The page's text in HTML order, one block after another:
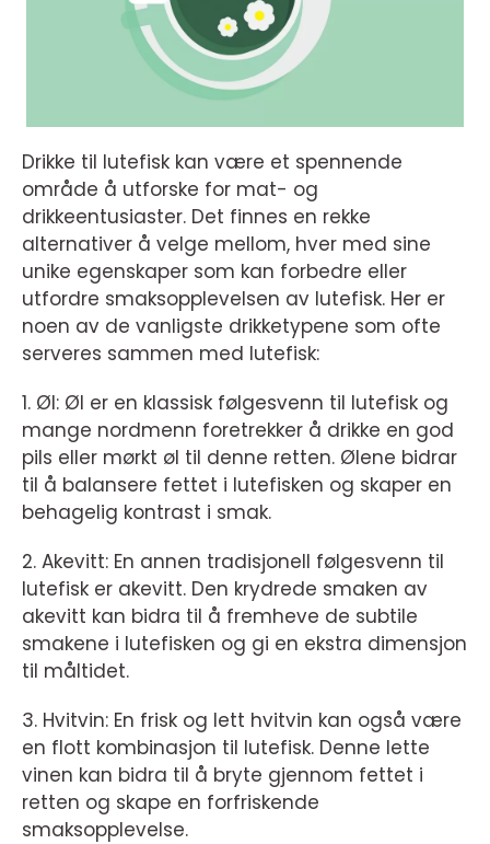
Drikke til lutefisk kan være et spennende
område å utforske for mat- og
drikkeentusiaster. Det finnes en rekke
alternativer å velge mellom, hver med sine
unike egenskaper som kan forbedre eller
utfordre smaksopplevelsen av lutefisk. Her er
noen av de vanligste drikketypene som ofte
serveres sammen med lutefisk:
1. Øl: Øl er en klassisk følgesvenn til lutefisk og
mange nordmenn foretrekker å drikke en god
pils eller mørkt øl til denne retten. Ølene bidrar
til å balansere fettet i lutefisken og skaper en
behagelig kontrast i smak.
2. Akevitt: En annen tradisjonell følgesvenn til
lutefisk er akevitt. Den krydrede smaken av
akevitt kan bidra til å fremheve de subtile
smakene i lutefisken og gi en ekstra dimensjon
til måltidet.
3. Hvitvin: En frisk og lett hvitvin kan også være
en flott kombinasjon til lutefisk. Denne lette
vinen kan bidra til å bryte gjennom fettet i
retten og skape en forfriskende
smaksopplevelse.